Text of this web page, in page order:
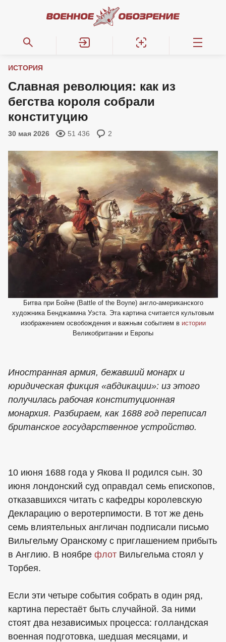
ИСТОРИЯ
Славная революция: как из
бегства короля собрали
конституцию
30 мая 2026 51 436 2
Битва при Бойне (Battle of the Boyne) англо-американского
художника Бенджамина Уэста. Эта картина считается культовым
изображением освобождения и важным событием в истории
Великобритании и Европы
Иностранная армия, бежавший монарх и
юридическая фикция «абдикации»: из этого
получилась рабочая конституционная
монархия. Разбираем, как 1688 год переписал
британское государственное устройство.
10 июня 1688 года у Якова II родился сын. 30
июня лондонский суд оправдал семь епископов,
отказавшихся читать с кафедры королевскую
Декларацию о веротерпимости. В тот же день
семь влиятельных англичан подписали письмо
Вильгельму Оранскому с приглашением прибыть
в Англию. В ноябре флот Вильгельма стоял у
Торбея.
Если эти четыре события собрать в один ряд,
картина перестаёт быть случайной. За ними
стоят два независимых процесса: голландская
военная подготовка, шедшая месяцами, и